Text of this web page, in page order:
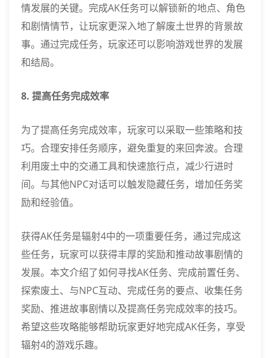
情发展的关键。完成AK任务可以解锁新的地点、角色
和剧情情节，让玩家更深入地了解废土世界的背景故
事。通过完成任务，玩家还可以影响游戏世界的发展
和结局。
8. 提高任务完成效率
为了提高任务完成效率，玩家可以采取一些策略和技
巧。合理安排任务顺序，避免重复的来回奔波。合理
利用废土中的交通工具和快速旅行点，减少行进时
间。与其他NPC对话可以触发隐藏任务，增加任务奖
励和经验值。
获得AK任务是辐射4中的一项重要任务，通过完成这
些任务，玩家可以获得丰厚的奖励和推动故事剧情的
发展。本文介绍了如何寻找AK任务、完成前置任务、
探索废土、与NPC互动、完成任务的要点、收集任务
奖励、推进故事剧情以及提高任务完成效率的技巧。
希望这些攻略能够帮助玩家更好地完成AK任务，享受
辐射4的游戏乐趣。